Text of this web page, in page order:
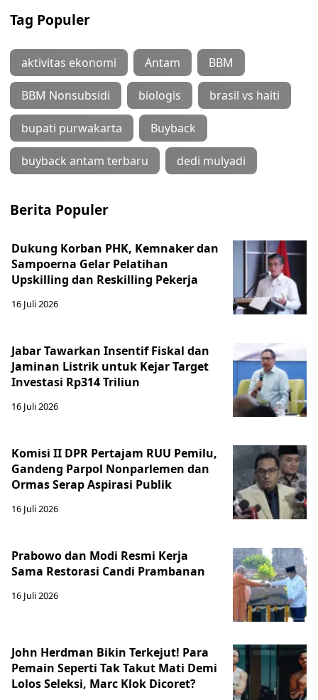
Tag Populer
aktivitas ekonomi Antam BBM
BBM Nonsubsidi biologis brasil vs haiti
bupati purwakarta Buyback
buyback antam terbaru dedi mulyadi
Berita Populer
Dukung Korban PHK, Kemnaker dan
Sampoerna Gelar Pelatihan
Upskilling dan Reskilling Pekerja
16 Juli 2026
Jabar Tawarkan Insentif Fiskal dan
Jaminan Listrik untuk Kejar Target
Investasi Rp314 Triliun
16 Juli 2026
Komisi II DPR Pertajam RUU Pemilu,
Gandeng Parpol Nonparlemen dan
Ormas Serap Aspirasi Publik
16 Juli 2026
Prabowo dan Modi Resmi Kerja
Sama Restorasi Candi Prambanan
16 Juli 2026
John Herdman Bikin Terkejut! Para
Pemain Seperti Tak Takut Mati Demi
Lolos Seleksi, Marc Klok Dicoret?